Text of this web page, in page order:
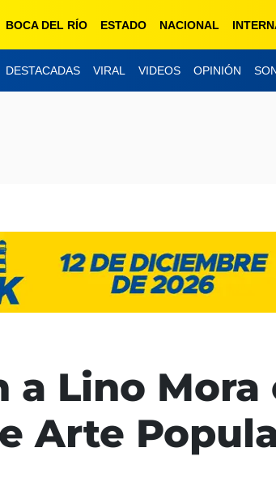
BOCA DEL RÍO ESTADO NACIONAL
DESTACADAS VIRAL VIDEOS OPINIÓN
a Lino
Arte